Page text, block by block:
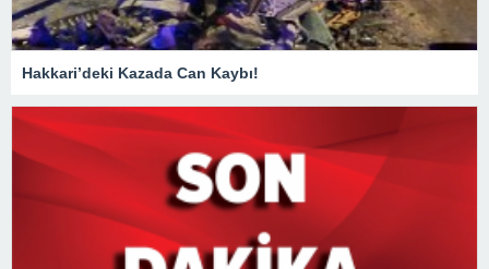
Hakkari’deki Kazada Can Kaybı!